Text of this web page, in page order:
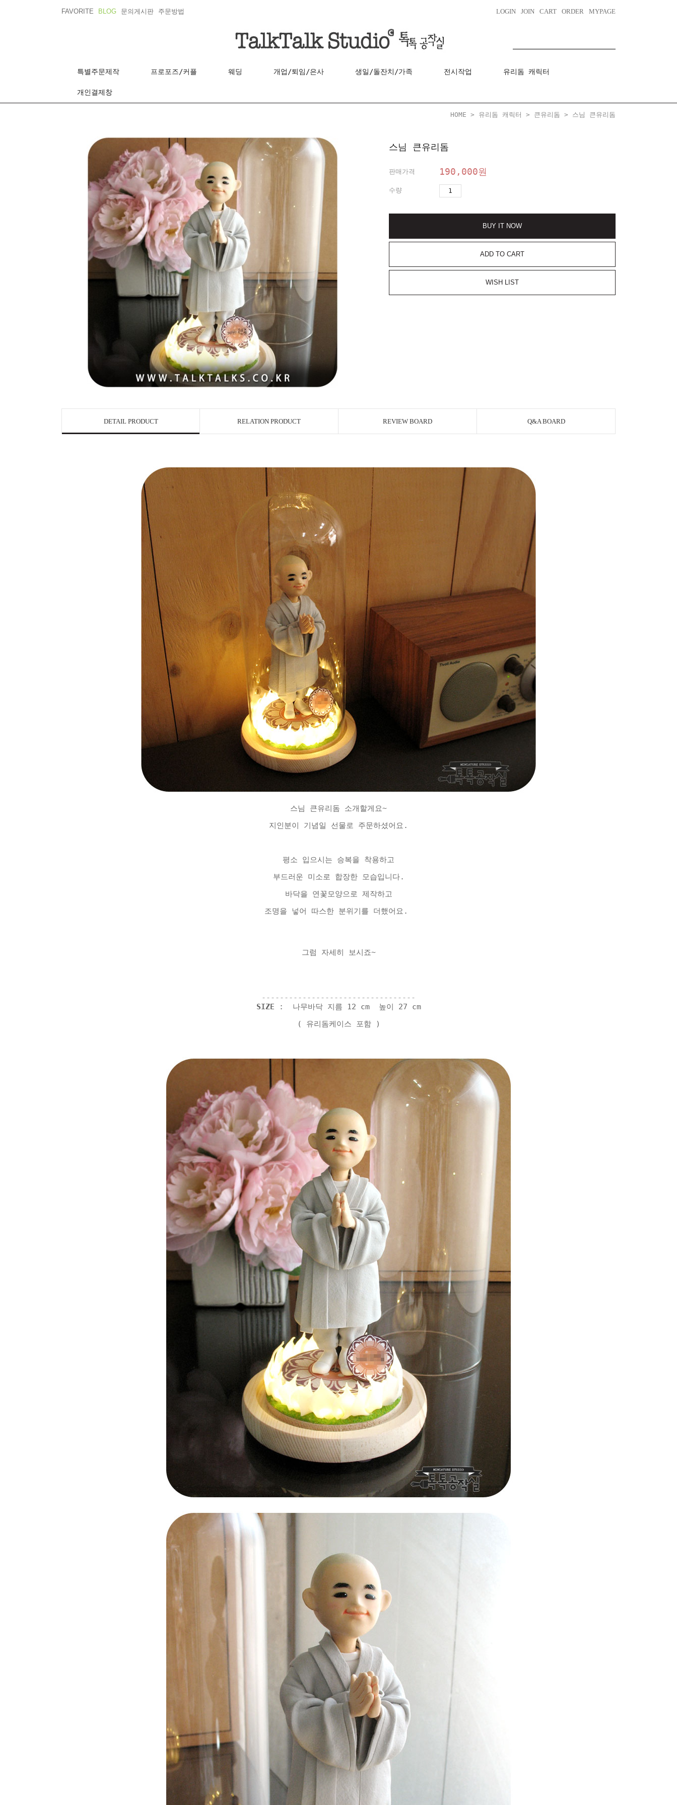
FAVORITE BLOG 문의게시판 주문방법 LOGIN JOIN CART ORDER MYPAGE
특별주문제작 프로포즈/커플 웨딩 개업/퇴임/은사 생일/돌잔치/가족 전시작업 유리돔 캐릭터
개인결제창
HOME > 유리돔 캐릭터 > 큰유리돔 > 스님 큰유리돔
스님 큰유리돔
판매가격 190,000원
수량
BUY IT NOW
ADD TO CART
WISH LIST
DETAIL PRODUCT RELATION PRODUCT REVIEW BOARD Q&A BOARD
스님 큰유리돔 소개할게요~
지인분이 기념일 선물로 주문하셨어요.
평소 입으시는 승복을 착용하고
부드러운 미소로 합장한 모습입니다.
바닥을 연꽃모양으로 제작하고
조명을 넣어 따스한 분위기를 더했어요.
그럼 자세히 보시죠~
----------------------------------
SIZE : 나무바닥 지름 12 cm 높이 27 cm
( 유리돔케이스 포함 )